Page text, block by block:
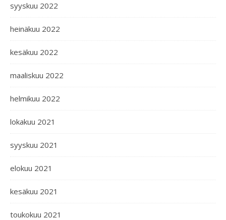
syyskuu 2022
heinäkuu 2022
kesäkuu 2022
maaliskuu 2022
helmikuu 2022
lokakuu 2021
syyskuu 2021
elokuu 2021
kesäkuu 2021
toukokuu 2021